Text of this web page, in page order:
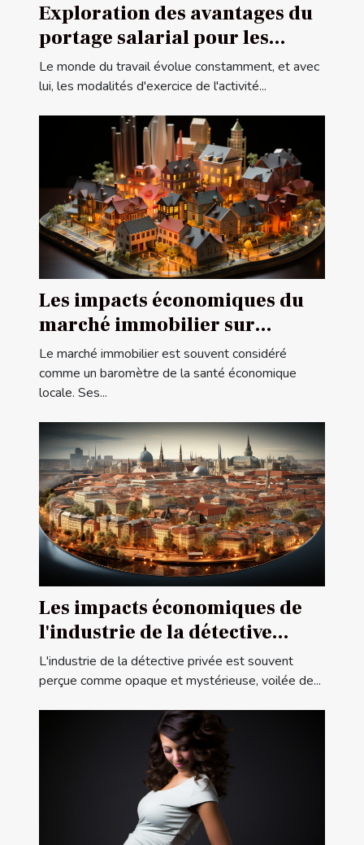
Exploration des avantages du
portage salarial pour les
professionnels indépendants
Le monde du travail évolue constamment, et avec
lui, les modalités d'exercice de l'activité...
Les impacts économiques du
marché immobilier sur
l'économie locale
Le marché immobilier est souvent considéré
comme un baromètre de la santé économique
locale. Ses...
Les impacts économiques de
l'industrie de la détective
privée sur le marché local
lyonnais
L'industrie de la détective privée est souvent
perçue comme opaque et mystérieuse, voilée de...